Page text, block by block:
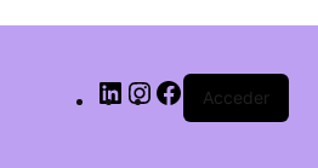
Acceder